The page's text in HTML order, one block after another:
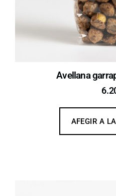
Avellana
AFEGIR A